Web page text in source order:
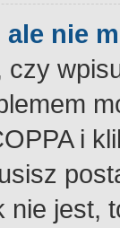
ale nie
i
nie jest,